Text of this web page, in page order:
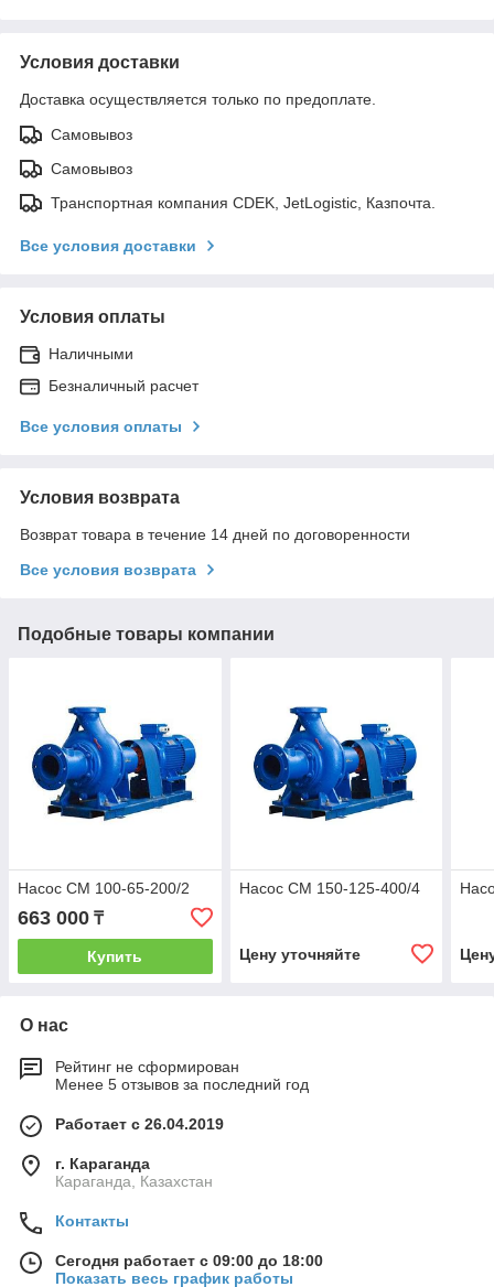
Условия доставки
Доставка осуществляется только по предоплате.
Самовывоз
Самовывоз
Транспортная компания CDEK, JetLogistic, Казпочта.
Все условия доставки
Условия оплаты
Наличными
Безналичный расчет
Все условия оплаты
Условия возврата
Возврат товара в течение 14 дней по договоренности
Все условия возврата
Подобные товары компании
Насос СМ 100-65-200/2
663 000 ₸
Купить
Насос СМ 150-125-400/4
Цену уточняйте
О нас
Рейтинг не сформирован
Менее 5 отзывов за последний год
Работает с 26.04.2019
г. Караганда
Караганда, Казахстан
Контакты
Сегодня работает с 09:00 до 18:00
Показать весь график работы